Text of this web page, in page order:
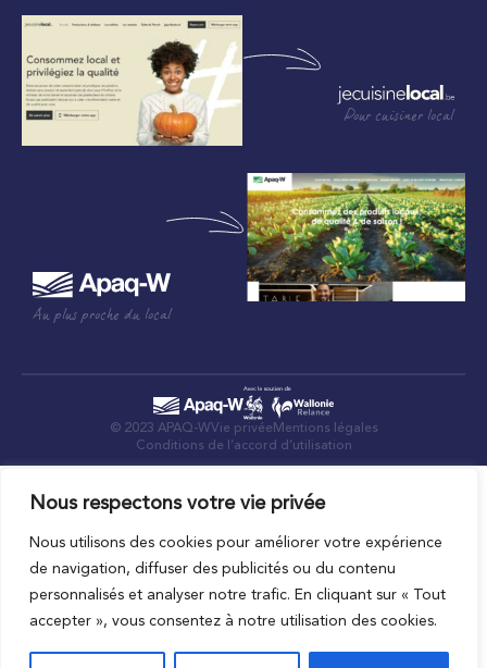
Nous respectons votre vie privée
Nous utilisons des cookies pour améliorer votre expérience
de navigation, diffuser des publicités ou du contenu
personnalisés et analyser notre trafic. En cliquant sur « Tout
accepter », vous consentez à notre utilisation des cookies.
Pour cuisiner local
Au plus proche du local
© 2023 APAQ-WVie privée Mentions légales
Conditions de l’accord d’utilisation